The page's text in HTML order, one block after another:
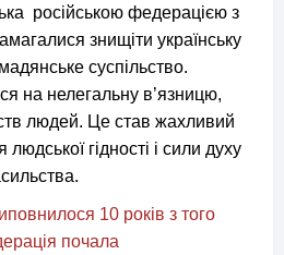
російською федерацією з
знищіти українську
суспільство.
на нелегальну в’язницю,
людей. Це став жахливий
гідності і сили духу
10 років з того
почала